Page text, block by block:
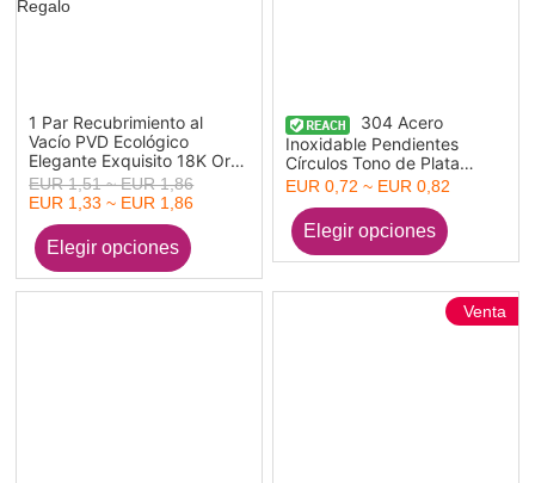
1 Par Recubrimiento al
Vacío PVD Ecológico
Elegante Exquisito 18K Oro
Real Chapado & Tono de
Plata 304 Acero Inoxidable
Dos Colores Pendientes de
Poste de Oreja Para
Mujeres Regalo
EUR 1,51 ~ EUR 1,86
EUR 1,33 ~ EUR 1,86
304 Acero
Inoxidable Pendientes
Círculos Tono de Plata
Ronda 19mm Dia., Post/
Wire Size: (21 gauge), 2
Unidades
EUR 0,72 ~ EUR 0,82
Venta